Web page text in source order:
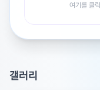
여기를 클
갤러리